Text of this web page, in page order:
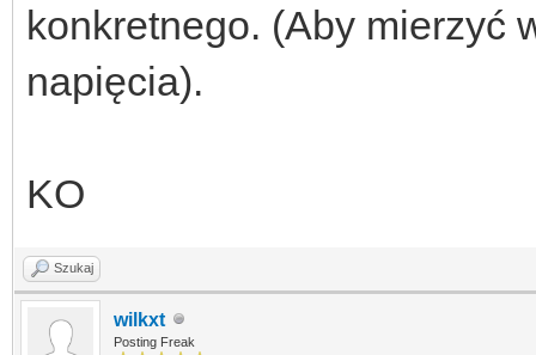
konkretnego. (Aby mierzyć
napięcia).
KO
Szukaj
wilkxt
Posting Freak